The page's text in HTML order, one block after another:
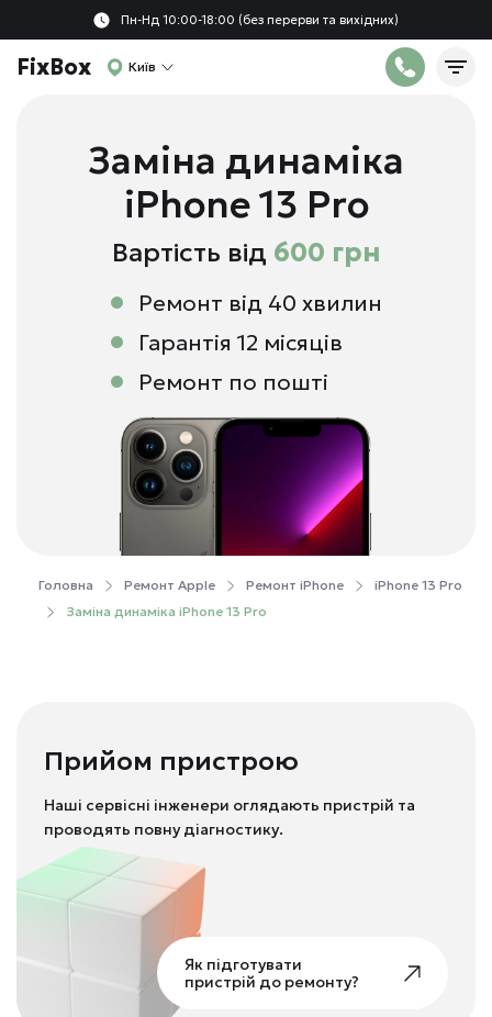
Пн-Нд 10:00-18:00 (без перерви та вихідних)
FixBox Київ
Заміна динаміка
iPhone 13 Pro
Вартість від 600 грн
Ремонт від 40 хвилин
Гарантія 12 місяців
Ремонт по пошті
Головна Ремонт Apple Ремонт iPhone
iPhone 13 Pro
Заміна динаміка iPhone 13 Pro
Прийом пристрою
Наші сервісні інженери оглядають пристрій та
проводять повну діагностику.
Як підготувати
пристрій до ремонту?